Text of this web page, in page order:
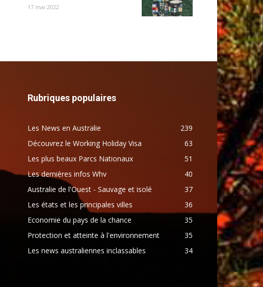
17 mai 2022
Rubriques populaires
Les News en Australie
239
Découvrez le Working Holiday Visa
63
Les plus beaux Parcs Nationaux
51
Les dernières infos Whv
40
Australie de l'Ouest - Sauvage et isolé
37
Les états et les principales villes
36
Economie du pays de la chance
35
Protection et atteinte à l'environnement
35
Les news australiennes inclassables
34